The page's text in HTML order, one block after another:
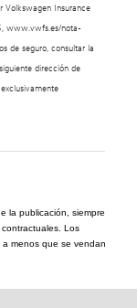
Volkswagen Insurance
www.vwfs.es/nota-
de seguro, consultar la
dirección de
la publicación, siempre
Los
menos que se vendan